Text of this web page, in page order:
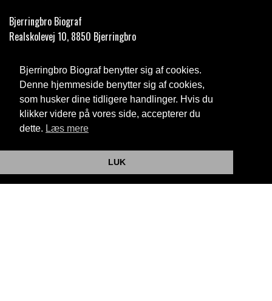
Bjerringbro Biograf benytter sig af cookies.
Denne hjemmeside benytter sig af cookies,
som husker dine tidligere handlinger. Hvis du
klikker videre på vores side, accepterer du
dette. Læs mere
LUK
Bjerringbro Biograf
Realskolevej 10, 8850 Bjerringbro
Telefon:35 11 59 59
Email: info@bjerringbrobiograf.dk
Cookie- og privatlivspolitik